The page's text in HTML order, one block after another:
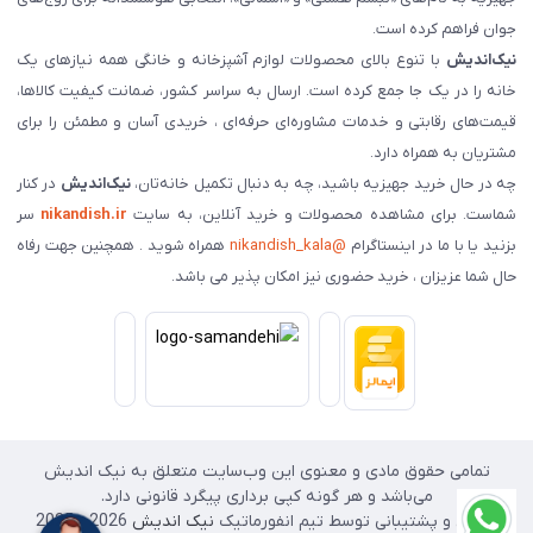
جوان فراهم کرده است.
نیک‌اندیش با تنوع بالای محصولات لوازم آشپزخانه و خانگی همه نیازهای یک
خانه را در یک جا جمع کرده است. ارسال به سراسر کشور، ضمانت کیفیت کالاها،
قیمت‌های رقابتی و خدمات مشاوره‌ای حرفه‌ای ، خریدی آسان و مطمئن را برای
مشتریان به همراه دارد.
چه در حال خرید جهیزیه باشید، چه به دنبال تکمیل خانه‌تان،نیک‌اندیش در کنار
شماست. برای مشاهده محصولات و خرید آنلاین، به سایت nikandish.ir سر
بزنید یا با ما در اینستاگرام @nikandish_kala
همراه شوید . همچنین جهت رفاه
حال شما عزیزان ، خرید حضوری نیز امکان پذیر می باشد.
تمامی حقوق مادی و معنوی این وب‌سایت متعلق به نیک اندیش
می‌باشد و هر گونه کپی برداری پیگرد قانونی دارد.
طراحی و پشتیبانی توسط تیم انفورماتیک نیک اندیش 2026 - 2025